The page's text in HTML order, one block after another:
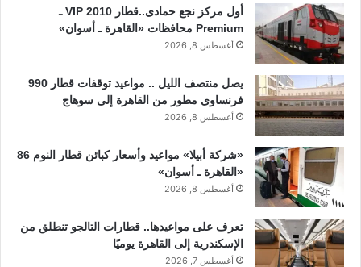
أول مركز نجع حمادى..قطار 2010 VIP ـ
Premium محافظات «القاهرة ـ أسوان»
أغسطس 8, 2026
يصل منتصف الليل .. مواعيد توقفات قطار 990
فرنساوى مطور من القاهرة إلى سوهاج
أغسطس 8, 2026
«شركة أبيلا» مواعيد وأسعار كبائن قطار النوم 86
«القاهرة ـ أسوان»
أغسطس 8, 2026
تعرف على مواعيدها.. قطارات التالجو تنطلق من
الإسكندرية إلى القاهرة يوميًا
أغسطس 7, 2026